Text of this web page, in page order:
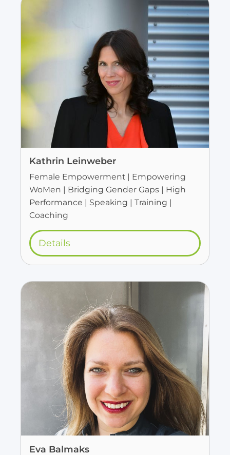
Kathrin Leinweber
Female Empowerment | Empowering
WoMen | Bridging Gender Gaps | High
Performance | Speaking | Training |
Coaching
Details
Eva Balmaks